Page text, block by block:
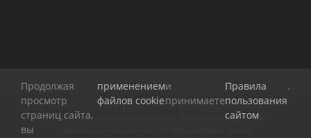
© 2009-
2026 ООО «ТД ХОТПАЙП». Все права защищены.
Правила использования сайта
Политика обработки
Продолжая
просмотр
страниц сайта,
вы
применением
файлов cookie
и
принимаете
Правила
пользования
сайтом
.